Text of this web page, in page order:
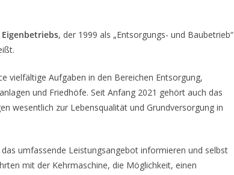
, der 1999 als „Entsorgungs- und Baubetrieb“
vielfältige Aufgaben in den Bereichen Entsorgung,
und Friedhöfe. Seit Anfang 2021 gehört auch das
wesentlich zur Lebensqualität und Grundversorgung in
umfassende Leistungsangebot informieren und selbst
mit der Kehrmaschine, die Möglichkeit, einen